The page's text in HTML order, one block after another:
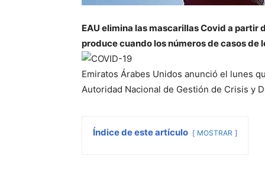
EAU elimina las mascarillas Covid a partir
produce cuando los números de casos de
Emiratos Árabes Unidos anunció el lunes
Autoridad Nacional de Gestión de Crisis y
Índice de este artículo MOSTRAR